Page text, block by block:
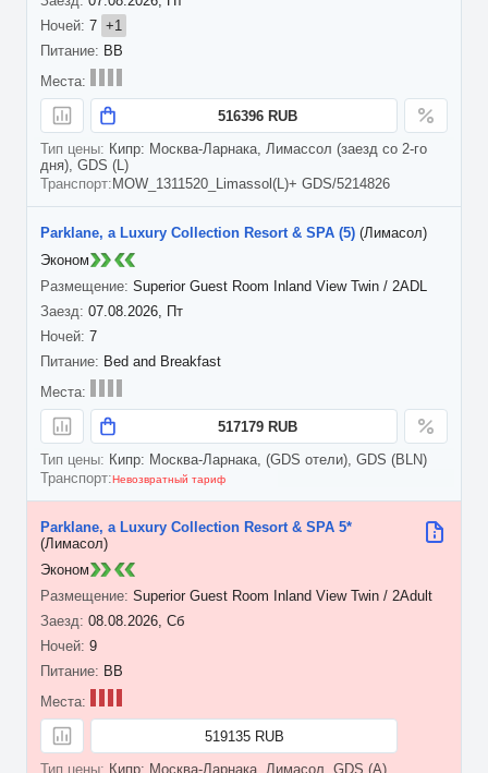
7 +1
BB
516396 RUB
Кипр: Москва-Ларнака, Лимассол (заезд со 2-го
дня), GDS (L)
MOW_1311520_Limassol(L)+ GDS/5214826
07.08.2026, Пт
7
Parklane, a Luxury Collection Resort & SPA (5) (Лимасол)
Superior Guest Room Inland View Twin / 2ADL
Bed and Breakfast
517179 RUB
Кипр: Москва-Ларнака, (GDS отели), GDS (BLN)
Невозвратный тариф
Эконом
08.08.2026, Сб
9
Parklane, a Luxury Collection Resort & SPA 5*
(Лимасол)
Superior Guest Room Inland View Twin / 2Adult
BB
519135 RUB
Кипр: Москва-Ларнака, Лимасол, GDS (A)
Эконом